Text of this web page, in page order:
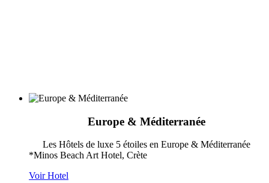
Europe & Méditerranée
Les Hôtels de luxe 5 étoiles en Europe & Méditerranée
*Minos Beach Art Hotel, Crète
Voir Hotel